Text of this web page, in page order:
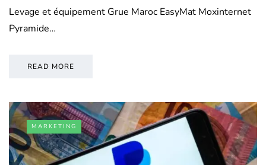
Levage et équipement Grue Maroc EasyMat Moxinternet
Pyramide…
READ MORE
MARKETING